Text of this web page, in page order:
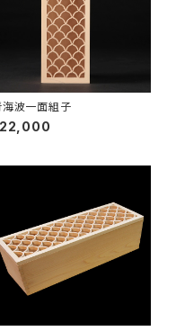
海波一面組子